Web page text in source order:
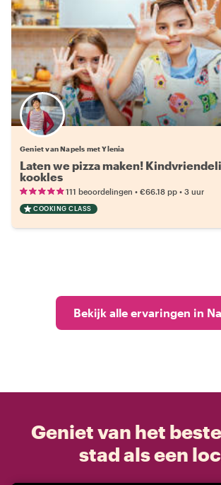
Geniet van Napels met Ylenia
Laten we pizza maken!
kookles
111 beoordelingen • €66.18 pp • 3 uur
COOKING CLASS
Bekijk alle ervaringen in
Geniet van het
stad als een